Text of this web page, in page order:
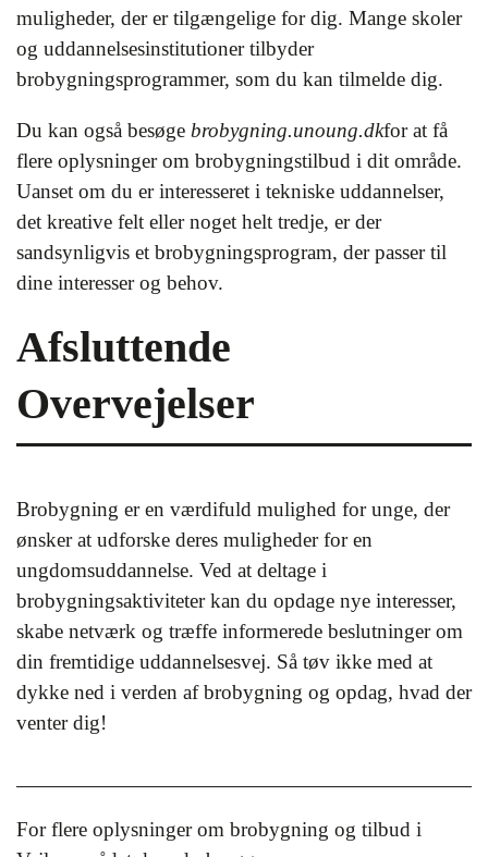
muligheder, der er tilgængelige for dig. Mange skoler
og uddannelsesinstitutioner tilbyder
brobygningsprogrammer, som du kan tilmelde dig.
Du kan også besøge brobygning.unoung.dkfor at få
flere oplysninger om brobygningstilbud i dit område.
Uanset om du er interesseret i tekniske uddannelser,
det kreative felt eller noget helt tredje, er der
sandsynligvis et brobygningsprogram, der passer til
dine interesser og behov.
Afsluttende
Overvejelser
Brobygning er en værdifuld mulighed for unge, der
ønsker at udforske deres muligheder for en
ungdomsuddannelse. Ved at deltage i
brobygningsaktiviteter kan du opdage nye interesser,
skabe netværk og træffe informerede beslutninger om
din fremtidige uddannelsesvej. Så tøv ikke med at
dykke ned i verden af brobygning og opdag, hvad der
venter dig!
For flere oplysninger om brobygning og tilbud i